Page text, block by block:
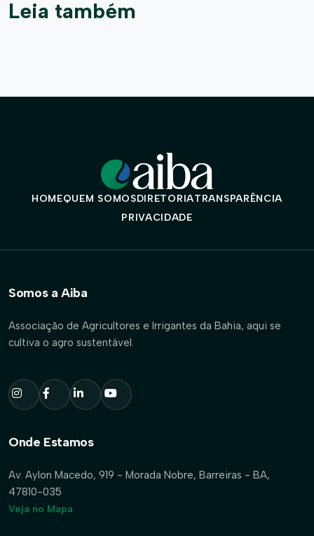
Leia também
HOMEQUEM SOMOSDIRETORIATRANSPARÊNCIA
PRIVACIDADE
Somos a Aiba
Associação de Agricultores e Irrigantes da Bahia, aqui se
cultiva o agro sustentável.
Onde Estamos
Av. Aylon Macedo, 919 - Morada Nobre, Barreiras - BA,
47810-035
Veja no Mapa